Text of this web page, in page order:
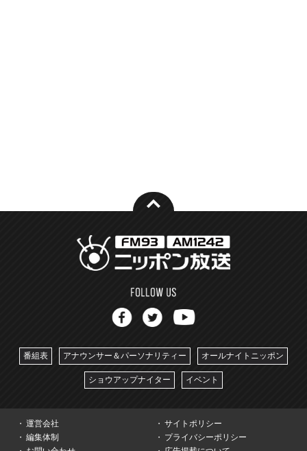
番組表 アナウンサー＆パーソナリティー オールナイトニッポン
ショウアップナイター イベント
運営会社
サイトポリシー
編集体制
プライバシーポリシー